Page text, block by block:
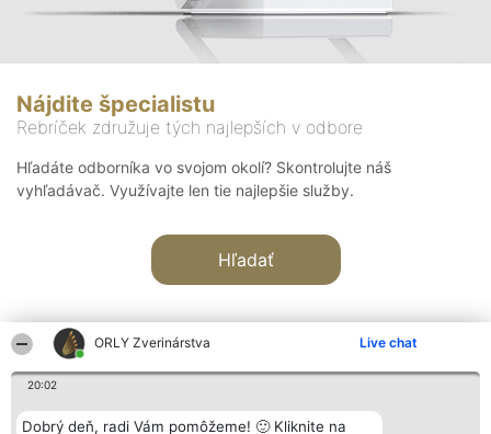
ORLY Zverinárstva Live chat
20:02
Dobrý deň, radi Vám pomôžeme! 🙂 Kliknite na
Nájdite špecialistu
Rebríček združuje tých najlepších v odbore
Hľadáte odborníka vo svojom okolí? Skontrolujte náš
vyhľadávač. Využívajte len tie najlepšie služby.
Hľadať
Organizátor hodnotenia Hodnotenie Kontakt